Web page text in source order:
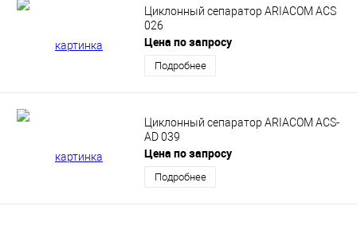
Циклонный сепаратор ARIACOM ACS
026
Цена по запросу
Подробнее
Циклонный сепаратор ARIACOM ACS-
AD 039
Цена по запросу
Подробнее